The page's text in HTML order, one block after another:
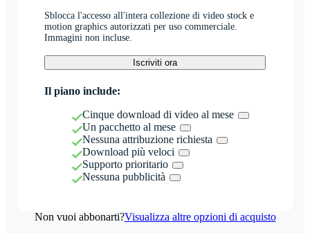
Sblocca l'accesso all'intera collezione di video stock e
motion graphics autorizzati per uso commerciale.
Immagini non incluse.
Iscriviti ora
Il piano include:
Cinque download di video al mese
Un pacchetto al mese
Nessuna attribuzione richiesta
Download più veloci
Supporto prioritario
Nessuna pubblicità
Non vuoi abbonarti?Visualizza altre opzioni di acquisto